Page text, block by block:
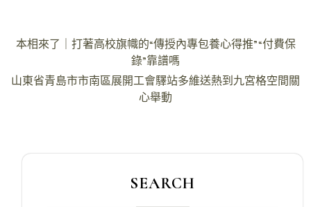
文
導
本相來了｜打著高校旗幟的“傳授內專包養心得推”“付費保
錄”靠譜嗎
山東省青島市市南區展開工會驛站多維送熱到九宮格空間關
心舉動
SEARCH